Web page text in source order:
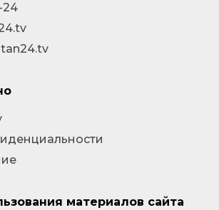
материалов сайта
24